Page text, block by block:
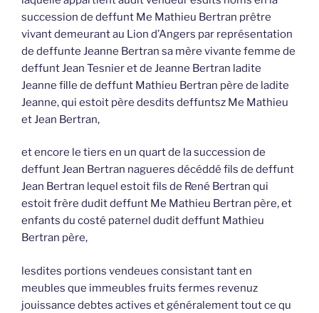
succession de deffunt Me Mathieu Bertran prêtre
vivant demeurant au Lion d’Angers par représentation
de deffunte Jeanne Bertran sa mère vivante femme de
deffunt Jean Tesnier et de Jeanne Bertran ladite
Jeanne fille de deffunt Mathieu Bertran père de ladite
Jeanne, qui estoit père desdits deffuntsz Me Mathieu
et Jean Bertran,
et encore le tiers en un quart de la succession de
deffunt Jean Bertran nagueres décéddé fils de deffunt
Jean Bertran lequel estoit fils de René Bertran qui
estoit frère dudit deffunt Me Mathieu Bertran père, et
enfants du costé paternel dudit deffunt Mathieu
Bertran père,
lesdites portions vendeues consistant tant en
meubles que immeubles fruits fermes revenuz
jouissance debtes actives et généralement tout ce qu